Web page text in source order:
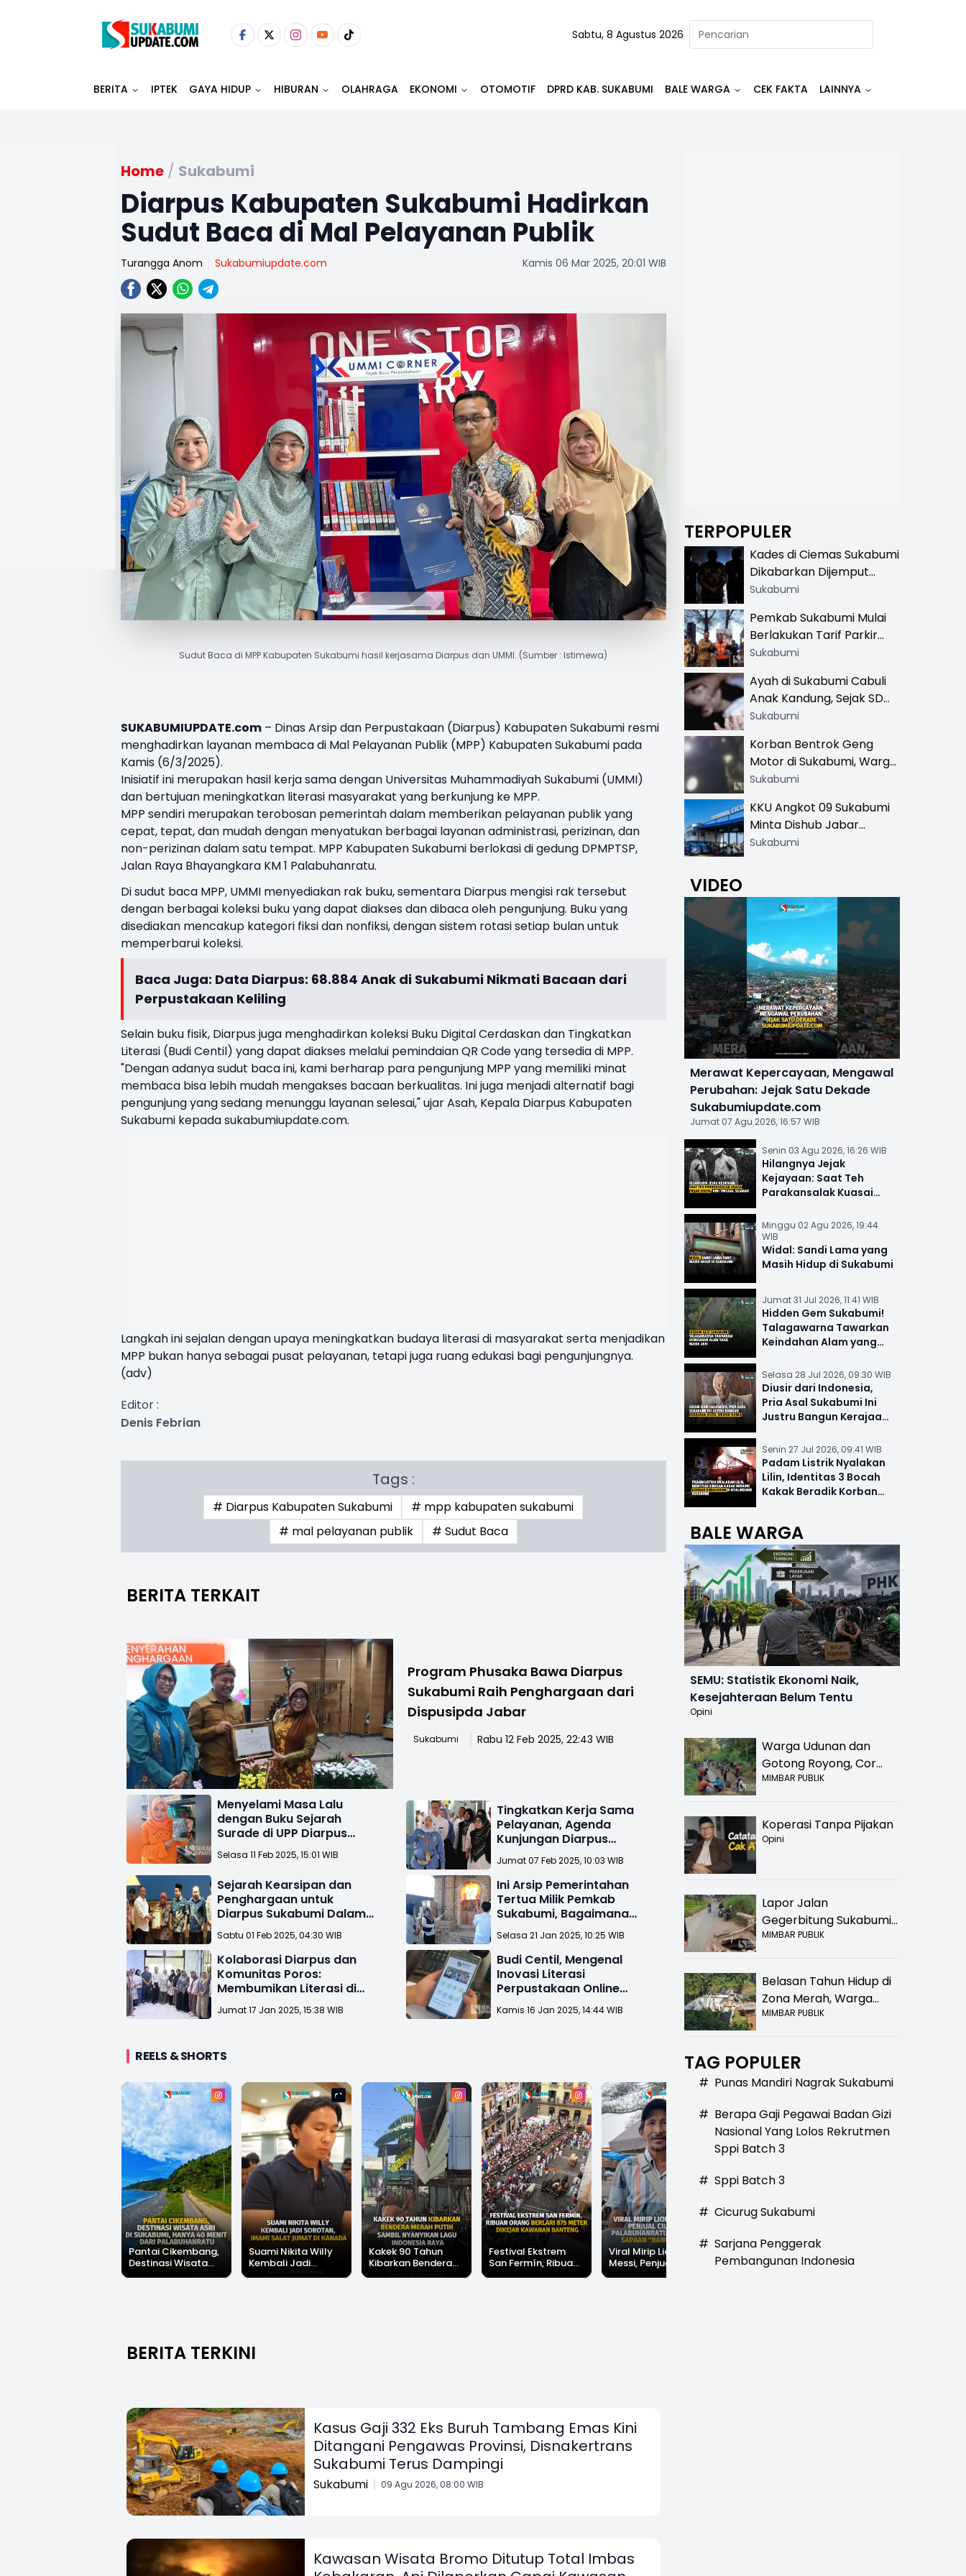
Sabtu, 8 Agustus 2026
BERITA IPTEK GAYA HIDUP HIBURAN OLAHRAGA EKONOMI OTOMOTIF DPRD KAB. SUKABUMI BALE WARGA CEK FAKTA LAINNYA
Home / Sukabumi
Diarpus Kabupaten Sukabumi Hadirkan
Sudut Baca di Mal Pelayanan Publik
Turangga Anom Sukabumiupdate.com Kamis 06 Mar 2025, 20:01 WIB
Sudut Baca di MPP Kabupaten Sukabumi hasil kerjasama Diarpus dan UMMI. (Sumber : Istimewa)
SUKABUMIUPDATE.com – Dinas Arsip dan Perpustakaan (Diarpus) Kabupaten Sukabumi resmi
menghadirkan layanan membaca di Mal Pelayanan Publik (MPP) Kabupaten Sukabumi pada
Kamis (6/3/2025).
Inisiatif ini merupakan hasil kerja sama dengan Universitas Muhammadiyah Sukabumi (UMMI)
dan bertujuan meningkatkan literasi masyarakat yang berkunjung ke MPP.
MPP sendiri merupakan terobosan pemerintah dalam memberikan pelayanan publik yang
cepat, tepat, dan mudah dengan menyatukan berbagai layanan administrasi, perizinan, dan
non-perizinan dalam satu tempat. MPP Kabupaten Sukabumi berlokasi di gedung DPMPTSP,
Jalan Raya Bhayangkara KM 1 Palabuhanratu.
Di sudut baca MPP, UMMI menyediakan rak buku, sementara Diarpus mengisi rak tersebut
dengan berbagai koleksi buku yang dapat diakses dan dibaca oleh pengunjung. Buku yang
disediakan mencakup kategori fiksi dan nonfiksi, dengan sistem rotasi setiap bulan untuk
memperbarui koleksi.
Baca Juga: Data Diarpus: 68.884 Anak di Sukabumi Nikmati Bacaan dari
Perpustakaan Keliling
Selain buku fisik, Diarpus juga menghadirkan koleksi Buku Digital Cerdaskan dan Tingkatkan
Literasi (Budi Centil) yang dapat diakses melalui pemindaian QR Code yang tersedia di MPP.
"Dengan adanya sudut baca ini, kami berharap para pengunjung MPP yang memiliki minat
membaca bisa lebih mudah mengakses bacaan berkualitas. Ini juga menjadi alternatif bagi
pengunjung yang sedang menunggu layanan selesai," ujar Asah, Kepala Diarpus Kabupaten
Sukabumi kepada sukabumiupdate.com.
Langkah ini sejalan dengan upaya meningkatkan budaya literasi di masyarakat serta menjadikan
MPP bukan hanya sebagai pusat pelayanan, tetapi juga ruang edukasi bagi pengunjungnya.
(adv)
Editor :
Denis Febrian
Tags :
# Diarpus Kabupaten Sukabumi
# mpp kabupaten sukabumi
# mal pelayanan publik
# Sudut Baca
BERITA TERKAIT
Program Phusaka Bawa Diarpus
Sukabumi Raih Penghargaan dari
Dispusipda Jabar
Sukabumi Rabu 12 Feb 2025, 22:43 WIB
Menyelami Masa Lalu
dengan Buku Sejarah
Surade di UPP Diarpus
Sukabumi
Selasa 11 Feb 2025, 15:01 WIB
Tingkatkan Kerja Sama
Pelayanan, Agenda
Kunjungan Diarpus
Sukabumi ke RSUD
Sekarwangi
Jumat 07 Feb 2025, 10:03 WIB
Sejarah Kearsipan dan
Penghargaan untuk
Diarpus Sukabumi Dalam
Pengawasan Eksternalnya
Sabtu 01 Feb 2025, 04:30 WIB
Ini Arsip Pemerintahan
Tertua Milik Pemkab
Sukabumi, Bagaimana
Diarpus Mengelola Ribuan
Berkas Daerah?
Selasa 21 Jan 2025, 10:25 WIB
Kolaborasi Diarpus dan
Komunitas Poros:
Membumikan Literasi di
Kabupaten Sukabumi
Jumat 17 Jan 2025, 15:38 WIB
Budi Centil, Mengenal
Inovasi Literasi
Perpustakaan Online
Diarpus Kabupaten
Sukabumi
Kamis 16 Jan 2025, 14:44 WIB
REELS & SHORTS
Pantai Cikembang,
Destinasi Wisata
Asri Di Sukabumi,
Suami Nikita Willy
Kembali Jadi
Sorotan, Imami
Kakek 90 Tahun
Kibarkan Bendera
Merah Putih Sambil
Festival Ekstrem
San Fermín, Ribuan
Orang Berlari 875
Viral Mirip Lionel
Messi, Penjual Cilok
di Palabuhanratu Ini
Fenomena Langka!
Bekas Kampung di
Anak Hebohkan
BERITA TERKINI
Kasus Gaji 332 Eks Buruh Tambang Emas Kini
Ditangani Pengawas Provinsi, Disnakertrans
Sukabumi Terus Dampingi
Sukabumi 09 Agu 2026, 08:00 WIB
Kawasan Wisata Bromo Ditutup Total Imbas
TERPOPULER
Kades di Ciemas Sukabumi
Dikabarkan Dijemput
Satnarkoba, Polisi
Sukabumi
Pemkab Sukabumi Mulai
Berlakukan Tarif Parkir
Resmi di 13 Lokasi Wisata,
Khusus
Sukabumi
Ayah di Sukabumi Cabuli
Anak Kandung, Sejak SD
Hingga SMA
Sukabumi
Korban Bentrok Geng
Motor di Sukabumi, Warga
dan Sopir Tangki
Sukabumi
KKU Angkot 09 Sukabumi
Minta Dishub Jabar
Tertibkan Trayek Ciawi-
Sukabumi
VIDEO
Merawat Kepercayaan, Mengawal
Perubahan: Jejak Satu Dekade
Sukabumiupdate.com
Jumat 07 Agu 2026, 16:57 WIB
Senin 03 Agu 2026, 16:26 WIB
Hilangnya Jejak
Kejayaan: Saat Teh
Parakansalak Kuasai
Sejarah
Minggu 02 Agu 2026, 19:44
WIB
Widal: Sandi Lama yang
Masih Hidup di Sukabumi
Jumat 31 Jul 2026, 11:41 WIB
Hidden Gem Sukabumi!
Talagawarna Tawarkan
Keindahan Alam yang
Selasa 28 Jul 2026, 09:30 WIB
Diusir dari Indonesia,
Pria Asal Sukabumi Ini
Justru Bangun Kerajaan
Senin 27 Jul 2026, 09:41 WIB
Padam Listrik Nyalakan
Lilin, Identitas 3 Bocah
Kakak Beradik Korban
BALE WARGA
SEMU: Statistik Ekonomi Naik,
Kesejahteraan Belum Tentu
Opini
Warga Udunan dan
Gotong Royong, Cor
Jalan Hancur di
MIMBAR PUBLIK
Koperasi Tanpa Pijakan
Opini
Lapor Jalan
Gegerbitung Sukabumi
Bolong! Bahaya Bagi
MIMBAR PUBLIK
Belasan Tahun Hidup di
Zona Merah, Warga
Kampung Nangewer
Relokasi
MIMBAR PUBLIK
TAG POPULER
# Punas Mandiri Nagrak Sukabumi
# Berapa Gaji Pegawai Badan Gizi
Nasional Yang Lolos Rekrutmen
Sppi Batch 3
# Sppi Batch 3
# Cicurug Sukabumi
# Sarjana Penggerak
Pembangunan Indonesia